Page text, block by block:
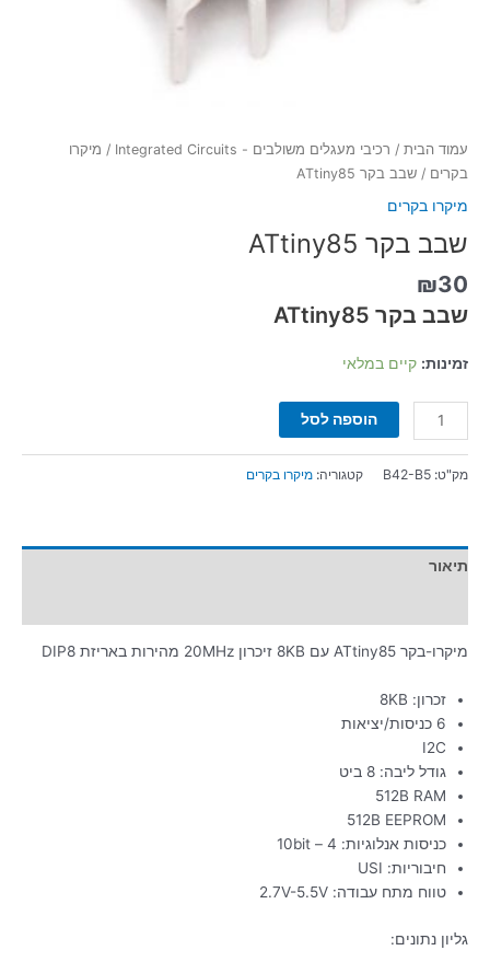
עמוד הבית / רכיבי מעגלים משולבים - Integrated Circuits / מיקרו
בקרים / שבב בקר ATtiny85
מיקרו בקרים
שבב בקר ATtiny85
₪30
שבב בקר ATtiny85
זמינות: קיים במלאי
הוספה לסל
מק"ט: B42-B5 קטגוריה: מיקרו בקרים
תיאור
מיקרו-בקר ATtiny85 עם 8KB זיכרון 20MHz מהירות באריזת DIP8
זכרון: 8KB
6 כניסות/יציאות
I2C
גודל ליבה: 8 ביט
512B RAM
512B EEPROM
כניסות אנלוגיות: 4 – 10bit
חיבוריות: USI
טווח מתח עבודה: 2.7V-5.5V
גליון נתונים: